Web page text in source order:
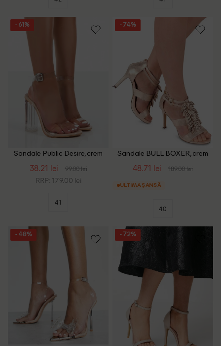
- 61%
Sandale Public Desire, crem
38.21 lei 99.00 lei
RRP: 179.00 lei
41
- 74%
Sandale BULL BOXER, crem
48.71 lei 189.00 lei
ULTIMA ȘANSĂ
40
- 48% - 72%